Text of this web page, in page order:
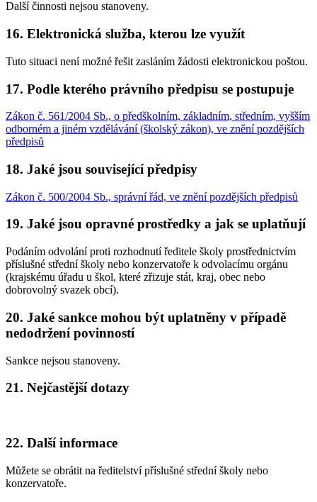
Další činnosti nejsou stanoveny.
16. Elektronická služba, kterou lze využít
Tuto situaci není možné řešit zasláním žádosti elektronickou poštou.
17. Podle kterého právního předpisu se postupuje
Zákon č. 561/2004 Sb., o předškolním, základním, středním, vyšším
odborném a jiném vzdělávání (školský zákon), ve znění pozdějších
předpisů
18. Jaké jsou související předpisy
Zákon č. 500/2004 Sb., správní řád, ve znění pozdějších předpisů
19. Jaké jsou opravné prostředky a jak se uplatňují
Podáním odvolání proti rozhodnutí ředitele školy prostřednictvím
příslušné střední školy nebo konzervatoře k odvolacímu orgánu
(krajskému úřadu u škol, které zřizuje stát, kraj, obec nebo
dobrovolný svazek obcí).
20. Jaké sankce mohou být uplatněny v případě
nedodržení povinností
Sankce nejsou stanoveny.
21. Nejčastější dotazy
22. Další informace
Můžete se obrátit na ředitelství příslušné střední školy nebo
konzervatoře.